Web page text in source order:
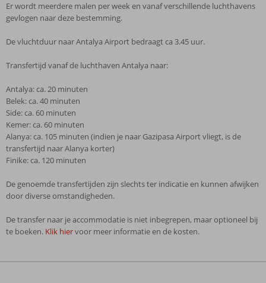
Er wordt meerdere malen per week en vanaf verschillende luchthavens
gevlogen naar deze bestemming.
De vluchtduur naar Antalya Airport bedraagt ca 3.45 uur.
Transfertijd vanaf de luchthaven Antalya naar:
Antalya: ca. 20 minuten
Belek: ca. 40 minuten
Side: ca. 60 minuten
Kemer: ca. 60 minuten
Alanya: ca. 105 minuten (indien je naar Gazipasa Airport vliegt, is de
transfertijd naar Alanya korter)
Finike: ca. 120 minuten
De genoemde transfertijden zijn slechts ter indicatie en kunnen afwijken
door diverse omstandigheden.
De transfer naar je accommodatie is niet inbegrepen, maar optioneel bij
te boeken. Klik hiervoor meer informatie en de kosten.